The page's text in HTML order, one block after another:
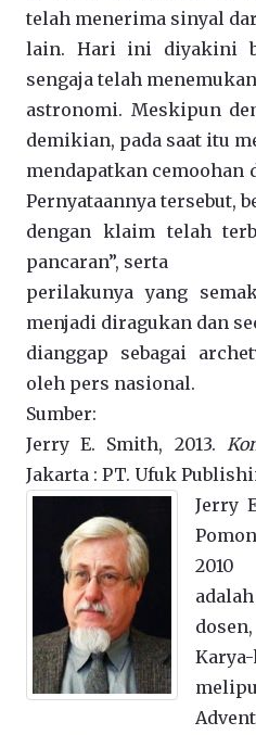
telah menerima sinyal
lain. Hari ini diyakini
sengaja telah
astronomi. Meskipun
demikian, pada saat itu
mendapatkan
Pernyataannya tersebut,
dengan klaim telah
pancaran”, serta
perilakunya yang
menjadi diragukan dan
dianggap sebagai
oleh pers nasional.
Sumber:
Jerry E. Smith, 2013.
Jakarta : PT. Ufuk
Jerry